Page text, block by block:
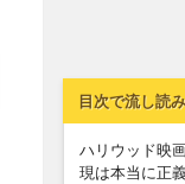
目次で流し読
ハリウッド映
現は本当に正